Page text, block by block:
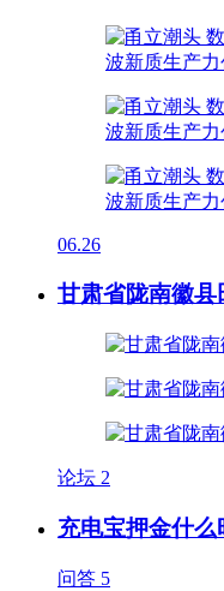
06.26
甘肃省陇南徽县
论坛 2
充电宝押金什么
问答 5